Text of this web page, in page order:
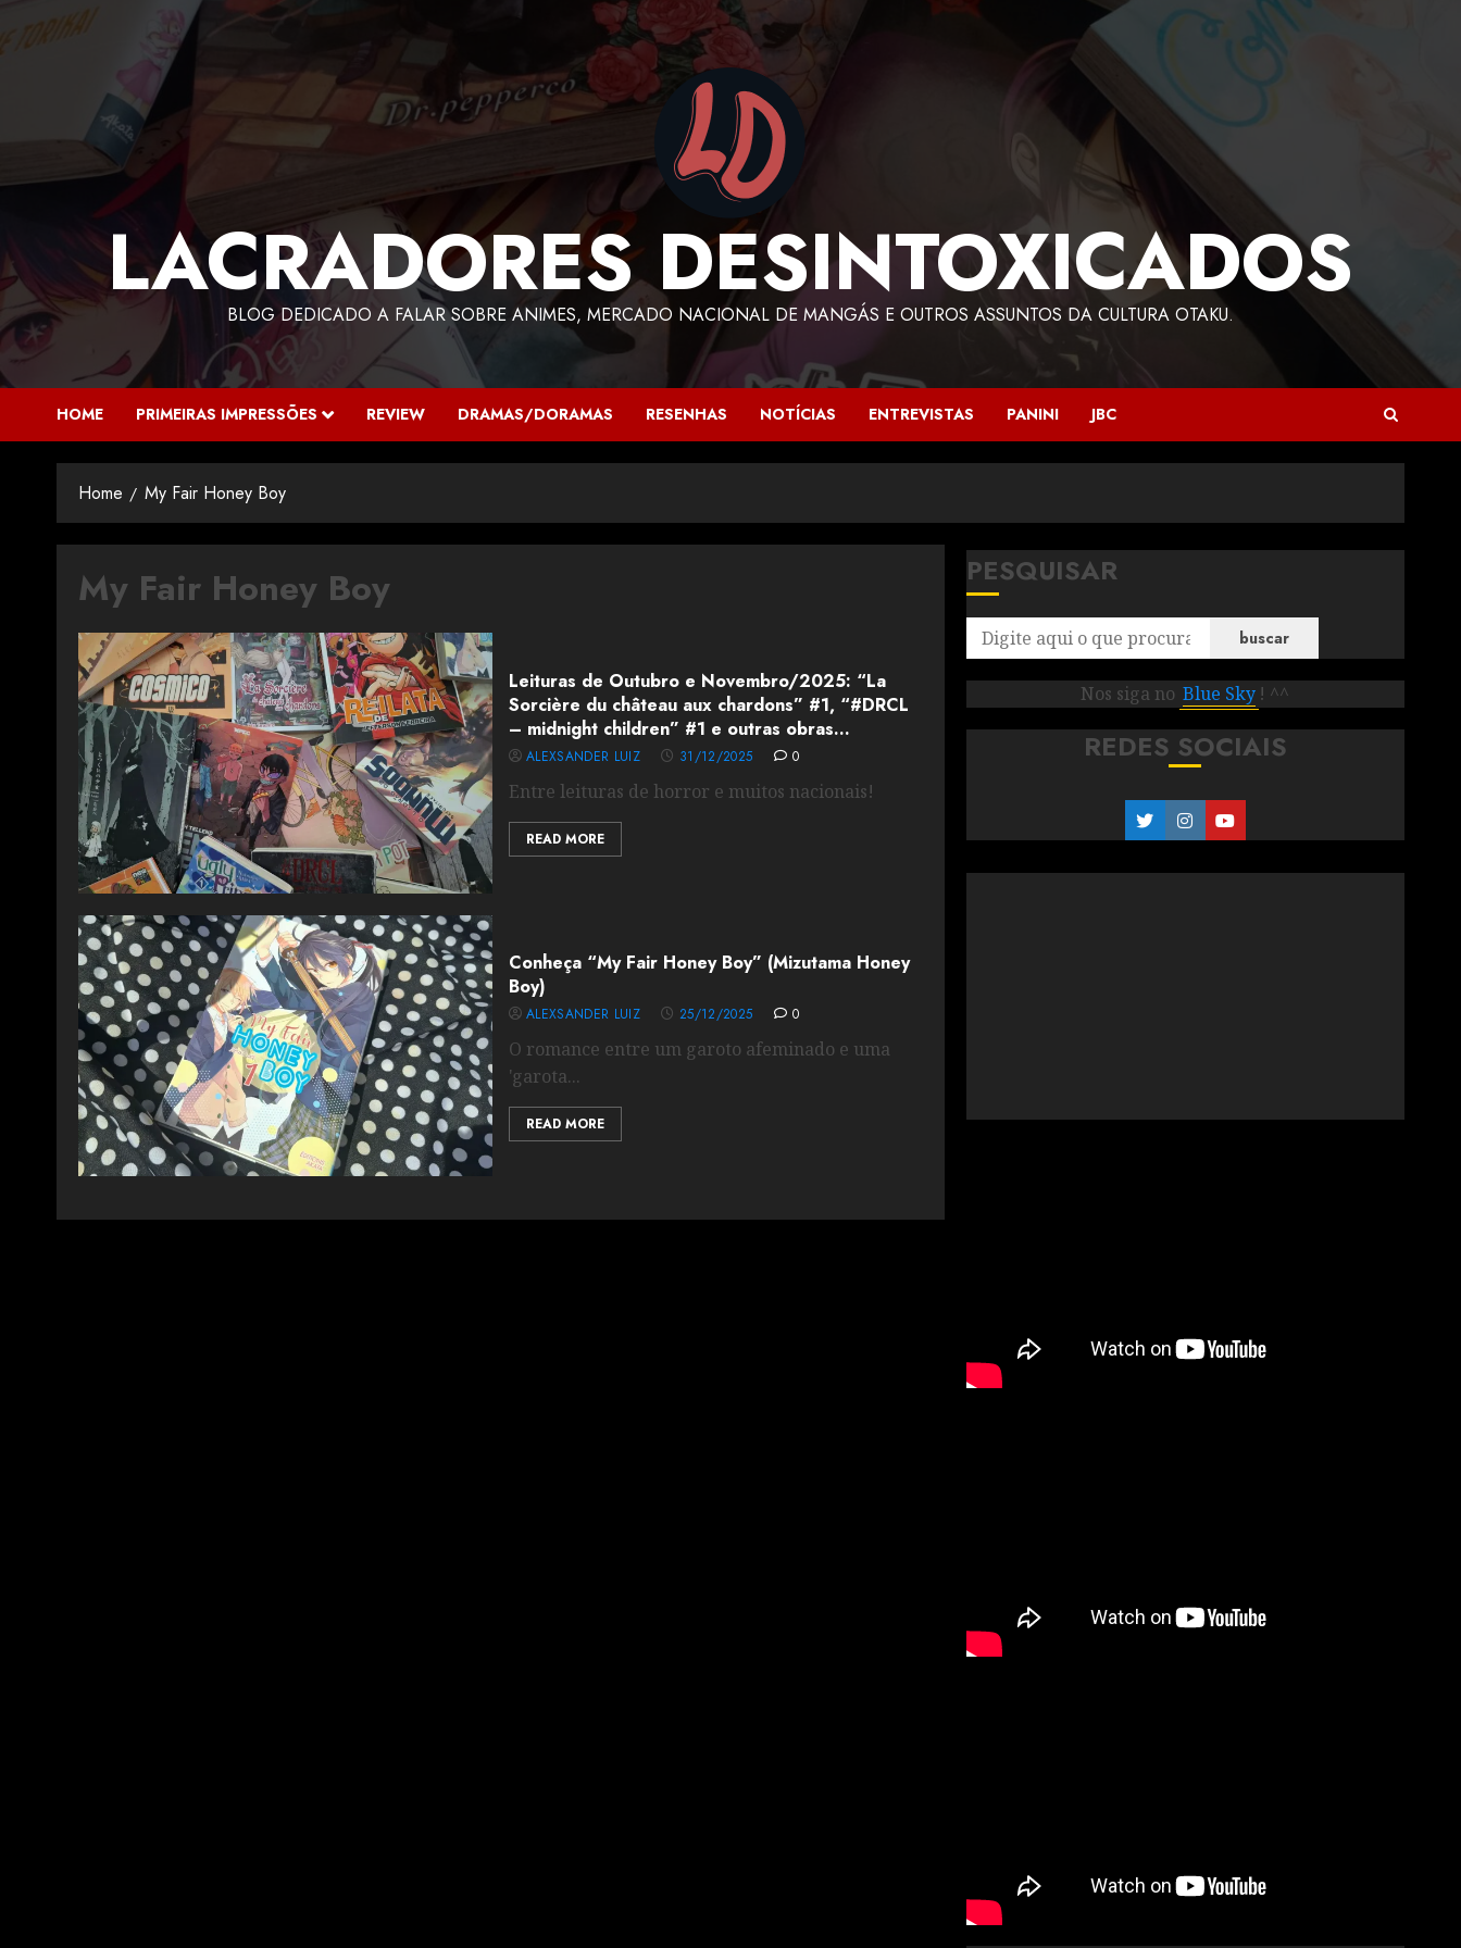
LACRADORES DESINTOXICADOS
BLOG DEDICADO A FALAR SOBRE ANIMES, MERCADO NACIONAL DE MANGÁS E OUTROS ASSUNTOS DA CULTURA OTAKU.
HOME PRIMEIRAS IMPRESSÕES REVIEW DRAMAS/DORAMAS RESENHAS NOTÍCIAS ENTREVISTAS PANINI JBC
Home My Fair Honey Boy
My Fair Honey Boy
Leituras de Outubro e Novembro/2025: “La
Sorcière du château aux chardons” #1, “#DRCL
– midnight children” #1 e outras obras…
ALEXSANDER LUIZ 31/12/2025 0
Entre leituras de horror e muitos nacionais!
READ MORE
Conheça “My Fair Honey Boy” (Mizutama Honey
Boy)
ALEXSANDER LUIZ 25/12/2025 0
O romance entre um garoto afeminado e uma
'garota...
READ MORE
PESQUISAR
buscar
Nos siga no Blue Sky ! ^^
REDES SOCIAIS